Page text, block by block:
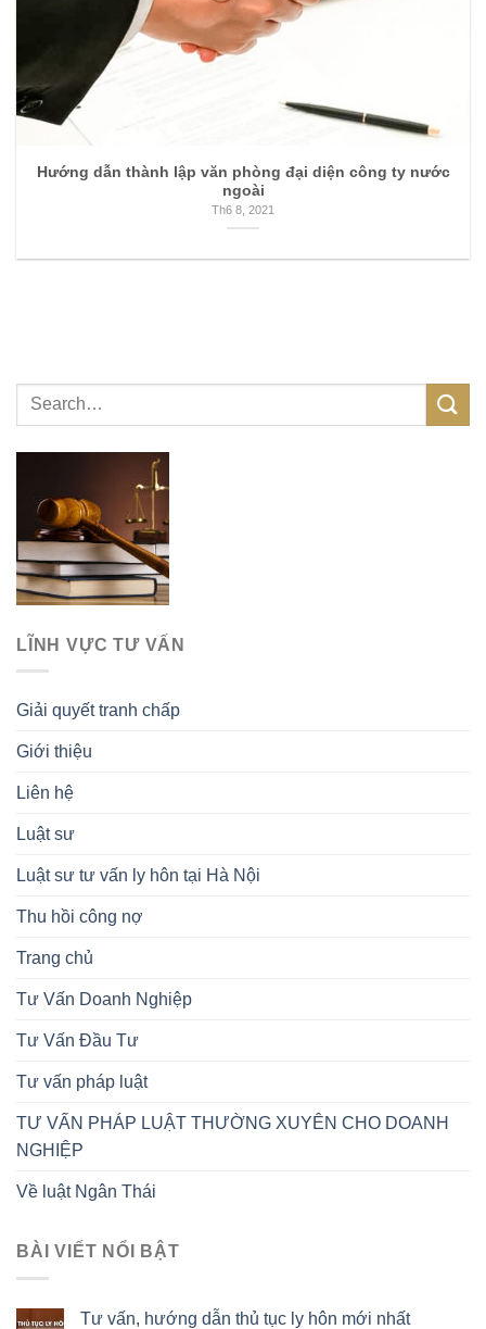
Hướng dẫn thành lập văn phòng đại diện công ty nước
ngoài
Th6 8, 2021
LĨNH VỰC TƯ VẤN
Giải quyết tranh chấp
Giới thiệu
Liên hệ
Luật sư
Luật sư tư vấn ly hôn tại Hà Nội
Thu hồi công nợ
Trang chủ
Tư Vấn Doanh Nghiệp
Tư Vấn Đầu Tư
Tư vấn pháp luật
TƯ VẤN PHÁP LUẬT THƯỜNG XUYÊN CHO DOANH
NGHIỆP
Về luật Ngân Thái
BÀI VIẾT NỔI BẬT
Tư vấn, hướng dẫn thủ tục ly hôn mới nhất